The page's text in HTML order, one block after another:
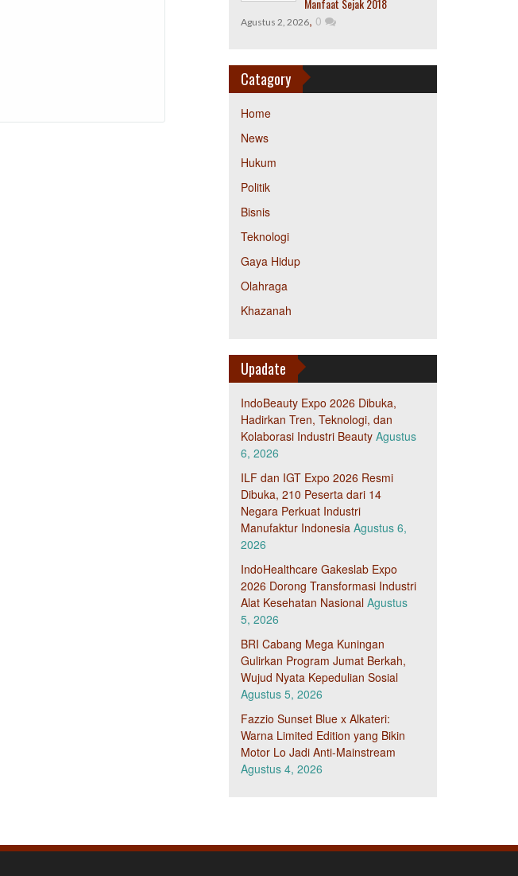
Manfaat Sejak 2018
Agustus 2, 2026, 0
Catagory
Home
News
Hukum
Politik
Bisnis
Teknologi
Gaya Hidup
Olahraga
Khazanah
Upadate
IndoBeauty Expo 2026 Dibuka,
Hadirkan Tren, Teknologi, dan
Kolaborasi Industri Beauty Agustus
6, 2026
ILF dan IGT Expo 2026 Resmi
Dibuka, 210 Peserta dari 14
Negara Perkuat Industri
Manufaktur Indonesia Agustus 6,
2026
IndoHealthcare Gakeslab Expo
2026 Dorong Transformasi Industri
Alat Kesehatan Nasional Agustus
5, 2026
BRI Cabang Mega Kuningan
Gulirkan Program Jumat Berkah,
Wujud Nyata Kepedulian Sosial
Agustus 5, 2026
Fazzio Sunset Blue x Alkateri:
Warna Limited Edition yang Bikin
Motor Lo Jadi Anti-Mainstream
Agustus 4, 2026